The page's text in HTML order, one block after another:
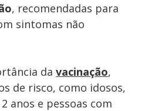
, recomendadas para
sintomas não
da vacinação,
de risco, como idosos,
anos e pessoas com